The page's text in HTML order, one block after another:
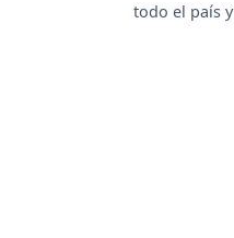
todo el país